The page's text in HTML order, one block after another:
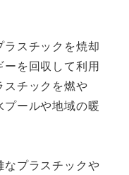
スチックを焼却
ーを回収して利用
スチックを燃や
プールや地域の暖
なプラスチックや